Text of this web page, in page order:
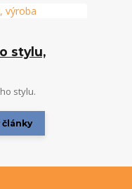
stylu,
stylu.